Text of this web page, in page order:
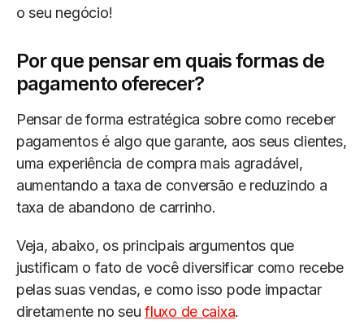
o seu negócio!
Por que pensar em quais formas de
pagamento oferecer?
Pensar de forma estratégica sobre como receber
pagamentos é algo que garante, aos seus clientes,
uma experiência de compra mais agradável,
aumentando a taxa de conversão e reduzindo a
taxa de abandono de carrinho.
Veja, abaixo, os principais argumentos que
justificam o fato de você diversificar como recebe
pelas suas vendas, e como isso pode impactar
diretamente no seufluxo de caixa.